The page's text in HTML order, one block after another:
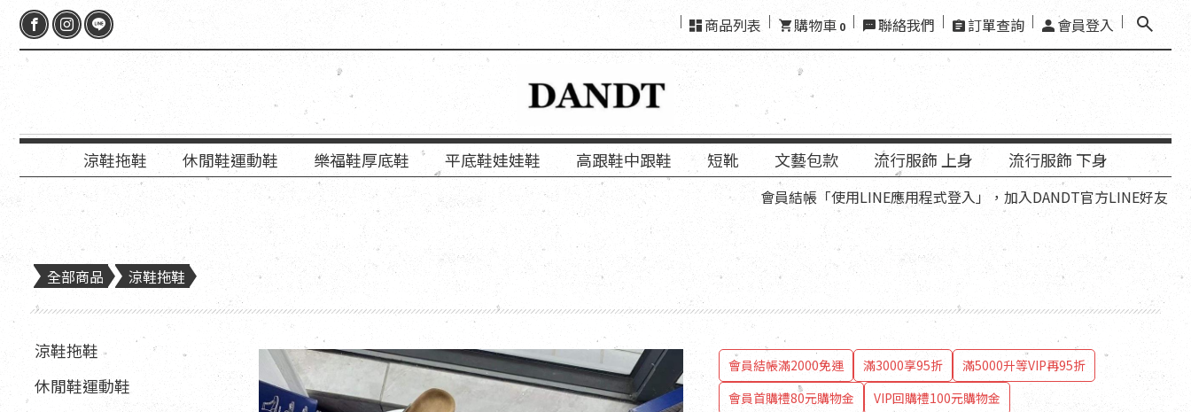
商品列表 購物車 0 聯絡我們 訂單查詢 會員登入
涼鞋拖鞋 休閒鞋運動鞋 樂福鞋厚底鞋 平底鞋娃娃鞋 高跟鞋中跟鞋 短靴 文藝包款 流行服飾 上身 流行服飾 下身
會員結帳「使用LINE應用程式登入」，加入DANDT官方LINE好友，再領優
全部商品 涼鞋拖鞋
涼鞋拖鞋
休閒鞋運動鞋
會員結帳滿2000免運 滿3000享95折
滿5000升等VIP再95折
會員首購禮80元購物金
VIP回購禮100元購物金